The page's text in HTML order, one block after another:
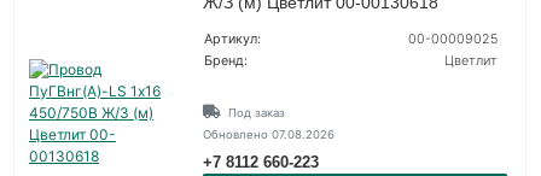
Артикул:
00-00009025
Бренд:
Цветлит
Под заказ
Обновлено 07.08.2026
+7 8112 660-223